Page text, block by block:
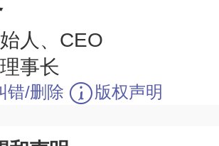
人、CEO
事长
错/删除 版权声明